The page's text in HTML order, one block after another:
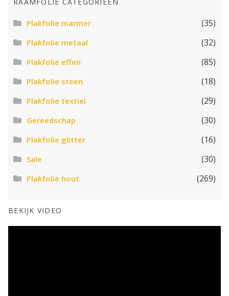
Plakfolie marmer (35)
Plakfolie metaal (32)
Plakfolie effen (85)
Plakfolie steen (18)
Plakfolie textiel (29)
Gereedschap (30)
Plakfolie glitter (16)
Sale (30)
Plakfolie hout (269)
BEKIJK VIDEO